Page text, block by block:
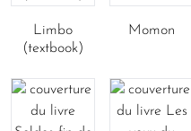
Limbo
(textbook)
Momon